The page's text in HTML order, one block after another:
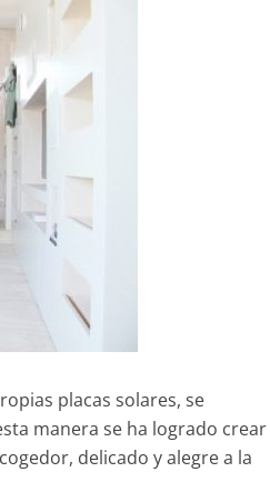
placas solares, se
manera se ha logrado crear
delicado y alegre a la